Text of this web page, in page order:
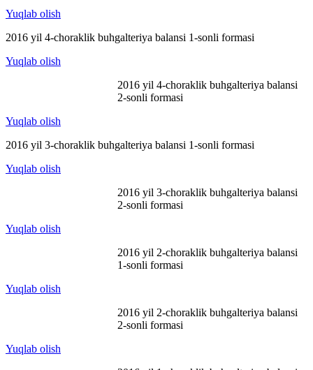
Yuqlab olish
2016 yil 4-choraklik buhgalteriya balansi 1-sonli formasi
Yuqlab olish
2016 yil 4-choraklik buhgalteriya balansi
2-sonli formasi
Yuqlab olish
2016 yil 3-choraklik buhgalteriya balansi 1-sonli formasi
Yuqlab olish
2016 yil 3-choraklik buhgalteriya balansi
2-sonli formasi
Yuqlab olish
2016 yil 2-choraklik buhgalteriya balansi
1-sonli formasi
Yuqlab olish
2016 yil 2-choraklik buhgalteriya balansi
2-sonli formasi
Yuqlab olish